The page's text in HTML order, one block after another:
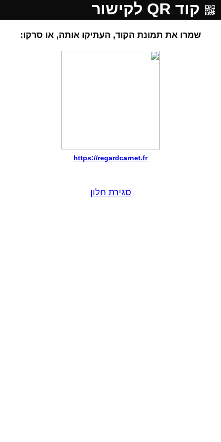
קוד QR לקישור
שמרו את תמונת הקוד, העתיקו אותה, או סרקו:
https://regardcarnet.fr
סגירת חלון